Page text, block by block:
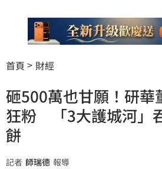
首頁 財經
砸500萬也甘願！研華
狂粉 「3大護城河」
餅
記者 師瑞德 報導